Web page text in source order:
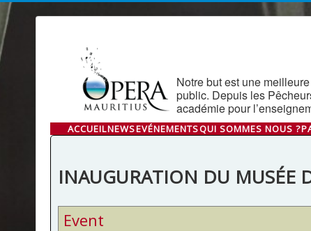
Notre but est une
public. Depuis les
académie pour
ACCUEILNEWSEVÉNEMENTSQUI SOMMES NOUS ?
INAUGURATION DU MUSÉE
Event